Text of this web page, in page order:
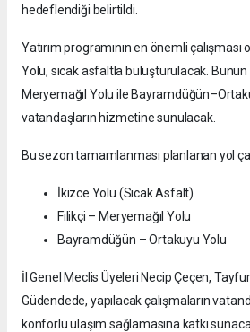
hedeflendiği belirtildi.
Yatırım programının en önemli çalışması
Yolu, sıcak asfaltla buluşturulacak. Bunun
Meryemağıl Yolu ile
vatandaşların hizmetine sunulacak.
Bu sezon tamamlanması planlanan yol
İkizce Yolu (Sıcak Asfalt)
Filikçi – Meryemağıl Yolu
Bayramdüğün – Ortakuyu Yolu
İl Genel Meclis Üyeleri Necip Çeçen,
Güdendede, yapılacak çalışmaların
konforlu ulaşım sağlamasına katkı